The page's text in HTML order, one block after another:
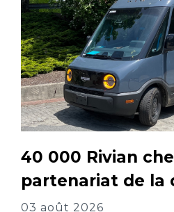
40 000 Rivian
partenariat de la
03 août 2026